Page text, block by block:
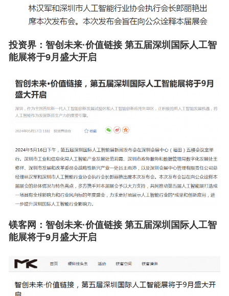
投资界： 智创未来·价值链接 第五届深圳国际人工智
能展将于9月盛大开启
镁客网： 智创未来·价值链接 第五届深圳国际人工智
能展将于9月盛大开启